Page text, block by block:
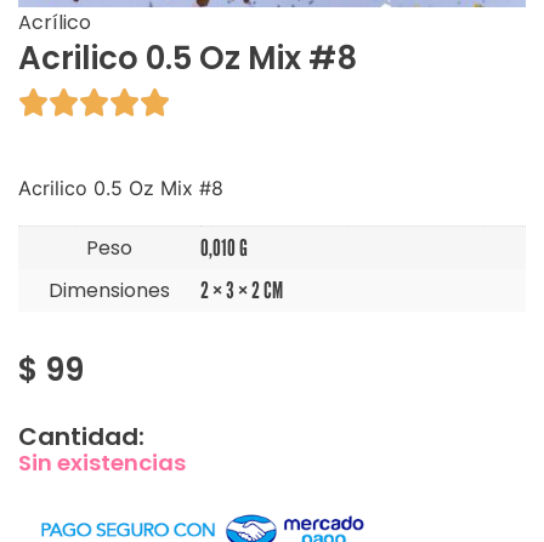
Acrílico
Acrilico 0.5 Oz Mix #8

Acrilico 0.5 Oz Mix #8
Peso 0,010 G
Dimensiones 2 × 3 × 2 CM
$ 99
Cantidad:
Sin existencias